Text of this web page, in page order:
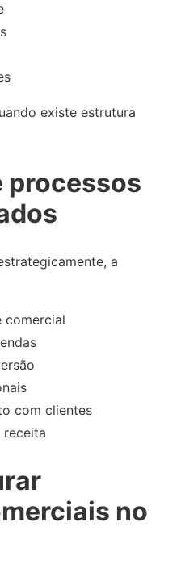
existe estrutura
processos
a
comercial
com clientes
receita
no